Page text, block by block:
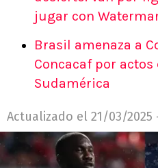
jugar con
Brasil amenaza a
Concacaf por
Sudamérica
Actualizado el 21/03/2025